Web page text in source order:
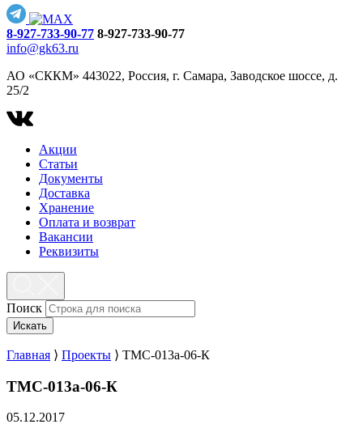
8-927-733-90-77 8-927-733-90-77
info@gk63.ru
АО «СККМ» 443022, Россия, г. Самара, Заводское шоссе, д.
25/2
Акции
Статьи
Документы
Доставка
Хранение
Оплата и возврат
Вакансии
Реквизиты
Поиск
Искать
Главная ⟩ Проекты ⟩ ТМС-013а-06-К
ТМС-013а-06-К
05.12.2017